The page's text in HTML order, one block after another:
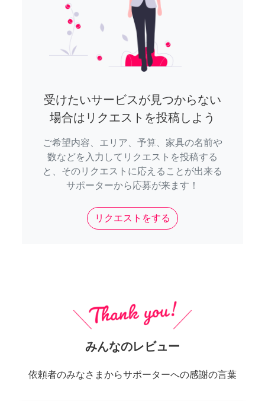
受けたいサービスが見つからない
場合はリクエストを投稿しよう
ご希望内容、エリア、予算、家具の名前や
数などを入力してリクエストを投稿する
と、そのリクエストに応えることが出来る
サポーターから応募が来ます！
リクエストをする
みんなのレビュー
依頼者のみなさまからサポーターへの感謝の言葉